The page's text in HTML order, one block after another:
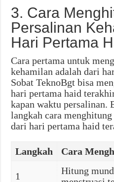
3. Cara
Persalinan
Hari Pertama
Cara pertama untuk
kehamilan adalah dari
Sobat TeknoBgt bisa
hari pertama haid
kapan waktu persalinan.
langkah cara
dari hari pertama haid
Langkah Cara
1
Hitung